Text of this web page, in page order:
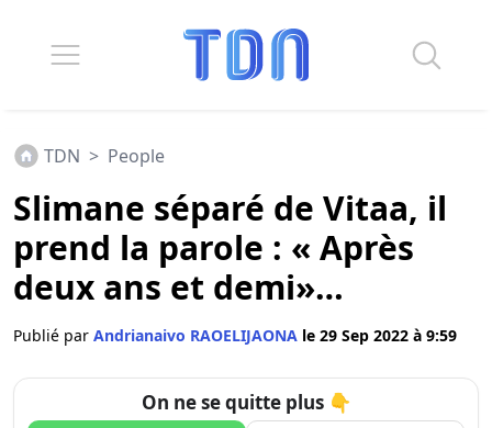
TDN > People
Slimane séparé de Vitaa, il
prend la parole : « Après
deux ans et demi»…
Publié par Andrianaivo RAOELIJAONA le 29 Sep 2022 à 9:59
On ne se quitte plus 👇